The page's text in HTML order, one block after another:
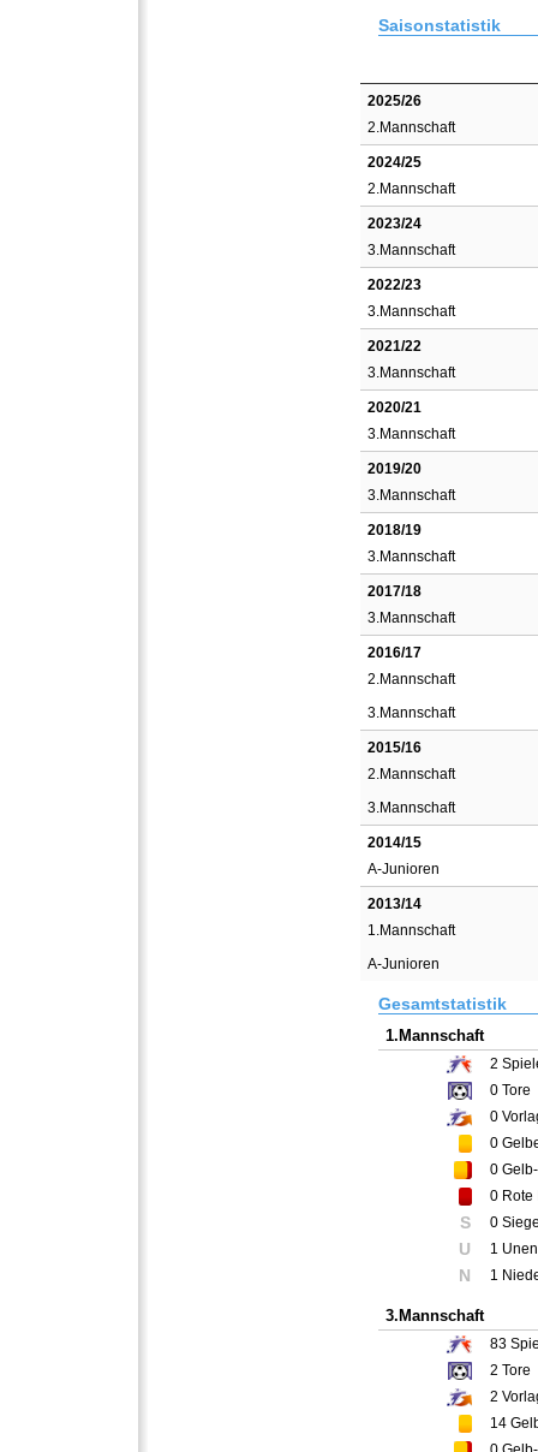
Saisonstatistik
2025/26
2.Mannschaft
2024/25
2.Mannschaft
2023/24
3.Mannschaft
2022/23
3.Mannschaft
2021/22
3.Mannschaft
2020/21
3.Mannschaft
2019/20
3.Mannschaft
2018/19
3.Mannschaft
2017/18
3.Mannschaft
2016/17
2.Mannschaft
3.Mannschaft
2015/16
2.Mannschaft
3.Mannschaft
2014/15
A-Junioren
2013/14
1.Mannschaft
A-Junioren
Gesamtstatistik
1.Mannschaft
2
0 Tore
0
0
0
0 Rote
S 0
U 1
N 1
3.Mannschaft
83
2 Tore
2
14